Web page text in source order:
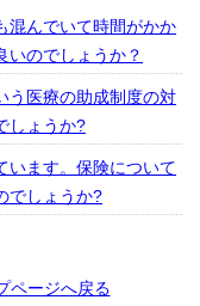
混んでいて時間がかか
いのでしょうか？
う医療の助成制度の対
しょうか?
います。保険について
でしょうか?
ページへ戻る